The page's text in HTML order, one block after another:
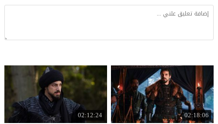
02:18:06
02:12:24